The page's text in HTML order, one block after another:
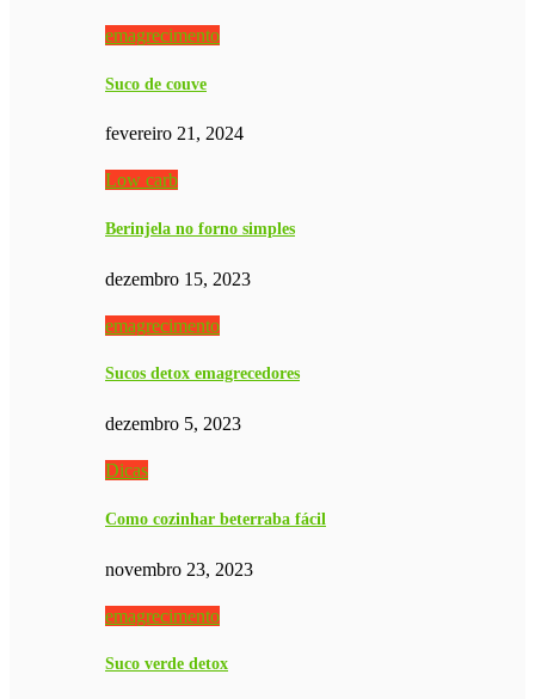
emagrecimento
Suco de couve
fevereiro 21, 2024
Low carb
Berinjela no forno simples
dezembro 15, 2023
emagrecimento
Sucos detox emagrecedores
dezembro 5, 2023
Dicas
Como cozinhar beterraba fácil
novembro 23, 2023
emagrecimento
Suco verde detox